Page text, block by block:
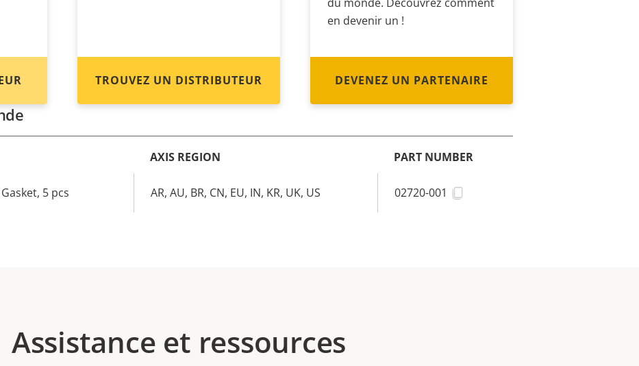
TROUVEZ UN DISTRIBUTEUR
en devenir un !
DEVENEZ UN PARTENAIRE
AXIS REGION PART NUMBER
5 pcs AR, AU, BR, CN, EU, IN, KR, UK, US 02720-001
Assistance et ressources